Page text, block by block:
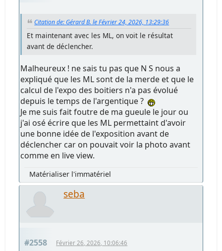
Citation de: Gérard B. le Février 24, 2026, 13:29:36
Et maintenant avec les ML, on voit le résultat
avant de déclencher.
Malheureux ! ne sais tu pas que N S nous a
expliqué que les ML sont de la merde et que le
calcul de l'expo des boitiers n'a pas évolué
depuis le temps de l'argentique ?
Je me suis fait foutre de ma gueule le jour ou
j'ai osé écrire que les ML permettaint d'avoir
une bonne idée de l'exposition avant de
déclencher car on pouvait voir la photo avant
comme en live view.
Matérialiser l'immatériel
seba
#2558 Février 26, 2026, 10:06:46